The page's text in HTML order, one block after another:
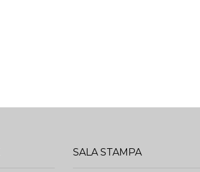
SALA STAMPA